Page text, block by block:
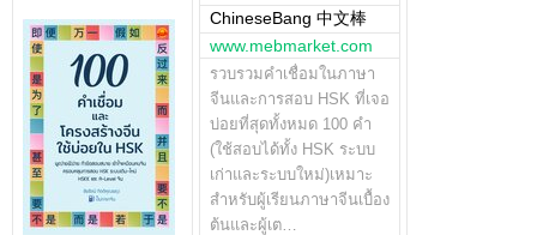
ChineseBang 中文棒
www.mebmarket.com
รวบรวมคำเชื่อมในภาษา
จีนและการสอบ HSK ที่เจอ
บ่อยที่สุดทั้งหมด 100 คำ
(ใช้สอบได้ทั้ง HSK ระบบ
เก่าและระบบใหม่)เหมาะ
สำหรับผู้เรียนภาษาจีนเบื้อง
ต้นและผู้เต…